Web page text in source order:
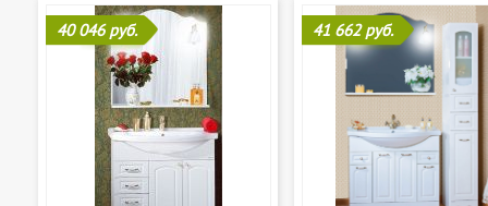
40 046 руб. 41 662 руб.